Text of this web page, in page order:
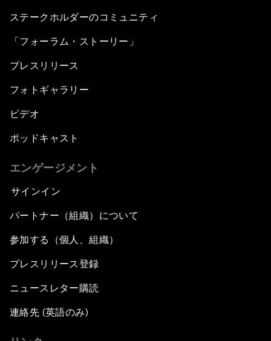
ステークホルダーのコミュニティ
「フォーラム・ストーリー」
プレスリリース
フォトギャラリー
ビデオ
ポッドキャスト
エンゲージメント
サインイン
パートナー（組織）について
参加する（個人、組織）
プレスリリース登録
ニュースレター購読
連絡先 (英語のみ)